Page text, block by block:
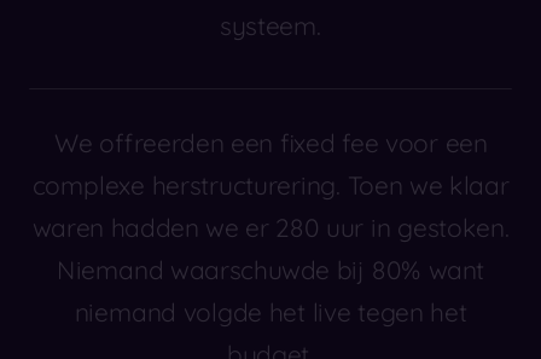
systeem.
We offreerden een fixed fee voor een
complexe herstructurering. Toen we klaar
waren hadden we er 280 uur in gestoken.
Niemand waarschuwde bij 80% want
niemand volgde het live tegen het